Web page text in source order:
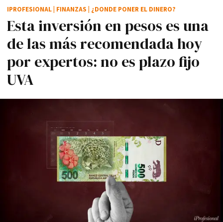
Esta inversión en pesos es una
de las más recomendada hoy
por expertos: no es plazo fijo
UVA
IPROFESIONAL FINANZAS ¿DONDE PONER EL DINERO?